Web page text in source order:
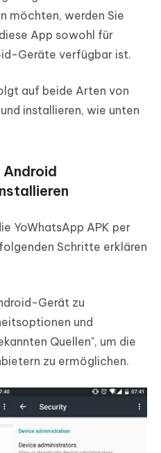
möchten, werden Sie
App sowohl für
Geräte verfügbar ist.
auf beide Arten von
installieren, wie unten
Android
YoWhatsApp APK per
Schritte erklären
Gerät zu
und
Quellen", um die
zu ermöglichen.